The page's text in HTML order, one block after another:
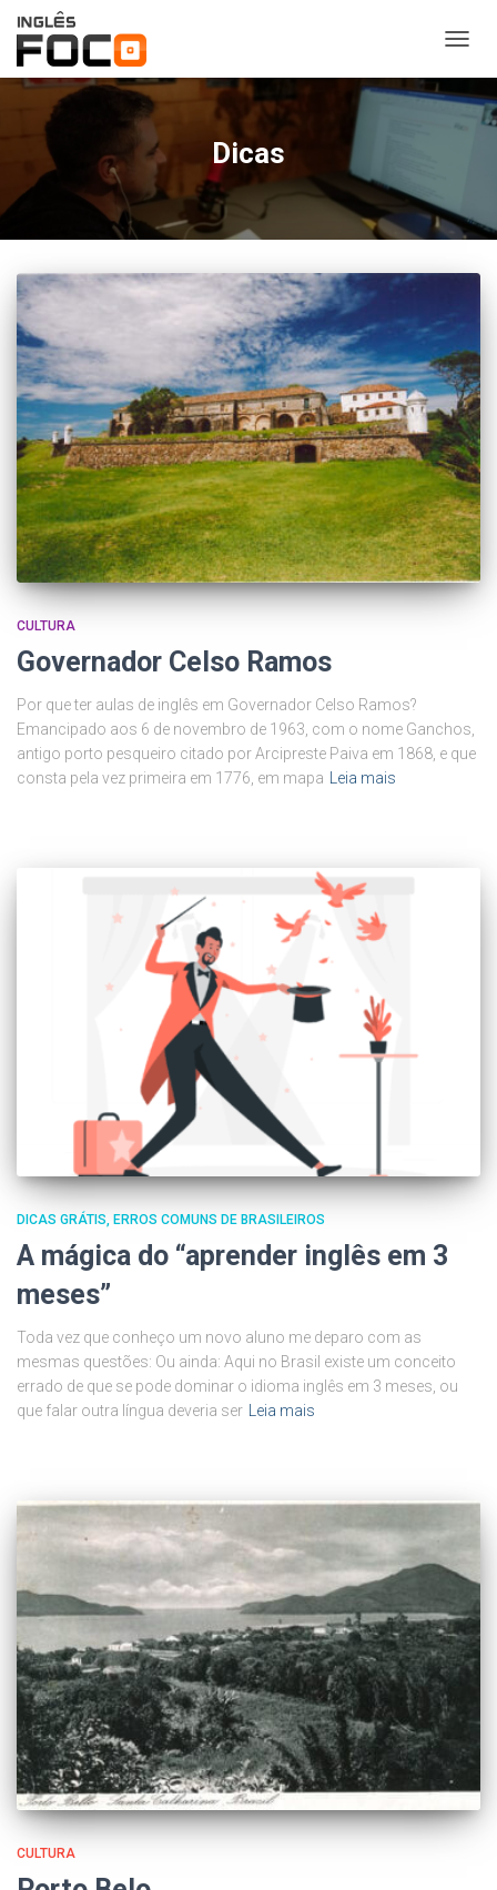
Dicas
CULTURA
Governador Celso Ramos
Por que ter aulas de inglês em Governador Celso Ramos?
Emancipado aos 6 de novembro de 1963, com o nome Ganchos,
antigo porto pesqueiro citado por Arcipreste Paiva em 1868, e que
consta pela vez primeira em 1776, em mapa
Leia mais
DICAS GRÁTIS ERROS COMUNS DE BRASILEIROS
A mágica do “aprender inglês em 3
meses”
Toda vez que conheço um novo aluno me deparo com as
mesmas questões: Ou ainda: Aqui no Brasil existe um conceito
errado de que se pode dominar o idioma inglês em 3 meses, ou
que falar outra língua deveria ser Leia mais
CULTURA